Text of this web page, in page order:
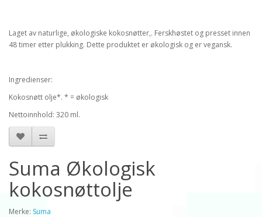
Laget av naturlige, økologiske kokosnøtter,. Ferskhøstet og presset innen
48 timer etter plukking. Dette produktet er økologisk og er vegansk.
Ingredienser:
Kokosnøtt olje*. * = økologisk
Nettoinnhold: 320 ml.
Suma Økologisk
kokosnøttolje
Merke: Suma